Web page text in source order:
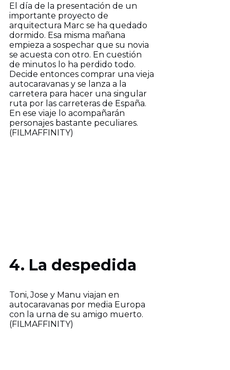
El día de la presentación de un
importante proyecto de
arquitectura Marc se ha quedado
dormido. Esa misma mañana
empieza a sospechar que su novia
se acuesta con otro. En cuestión
de minutos lo ha perdido todo.
Decide entonces comprar una vieja
autocaravanas y se lanza a la
carretera para hacer una singular
ruta por las carreteras de España.
En ese viaje lo acompañarán
personajes bastante peculiares.
(FILMAFFINITY)
4. La despedida
Toni, Jose y Manu viajan en
autocaravanas por media Europa
con la urna de su amigo muerto.
(FILMAFFINITY)